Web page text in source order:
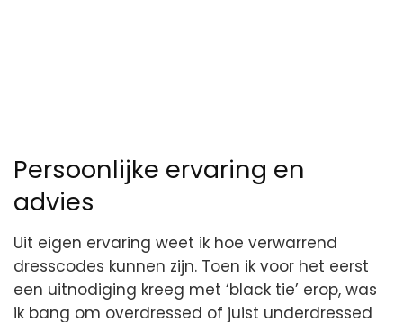
Persoonlijke ervaring en
advies
Uit eigen ervaring weet ik hoe verwarrend
dresscodes kunnen zijn. Toen ik voor het eerst
een uitnodiging kreeg met ‘black tie’ erop, was
ik bang om overdressed of juist underdressed